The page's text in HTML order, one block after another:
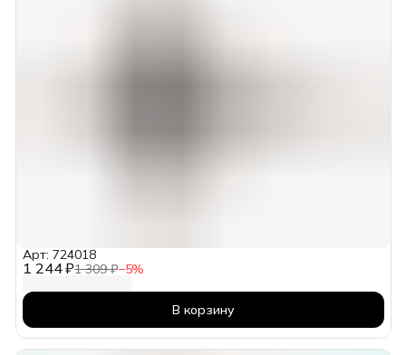
1 244 ₽1 309 ₽−5%
Арт: 724018
В корзину